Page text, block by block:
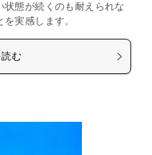
態が続くのも耐えられな
実感します。
む